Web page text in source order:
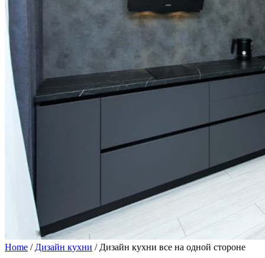
Home / Дизайн кухни / Дизайн кухни все на одной стороне